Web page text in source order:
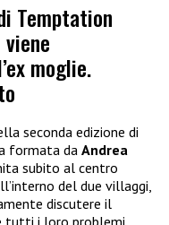
Temptation
moglie.
seconda edizione di
formata da Andrea
subito al centro
del due villaggi,
discutere il